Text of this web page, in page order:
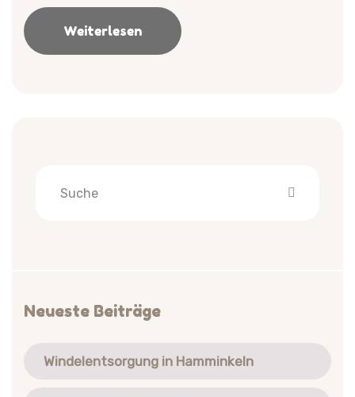
Weiterlesen
Neueste Beiträge
Windelentsorgung in Hamminkeln